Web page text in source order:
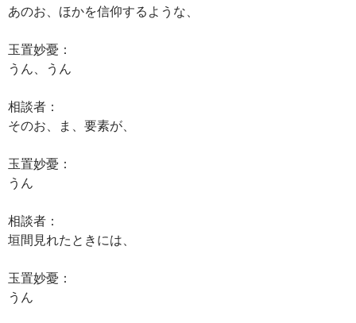
あのお、ほかを信仰するような、
玉置妙憂：
うん、うん
相談者：
そのお、ま、要素が、
玉置妙憂：
うん
相談者：
垣間見れたときには、
玉置妙憂：
うん